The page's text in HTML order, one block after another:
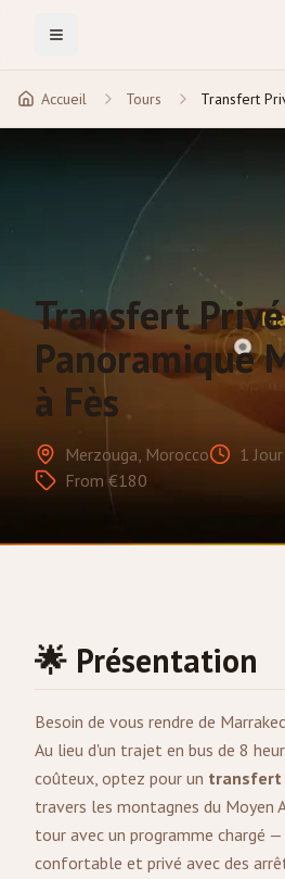
Toggle Menu
Accueil Tours Transfert
Transfert Privé
Panoramique
à Fès
Merzouga, Morocco
1
From €180
🌟 Présentation
Besoin de vous rendre de
Au lieu d'un trajet en bus de 8
coûteux, optez pour un transfert
travers les montagnes du Moyen
tour avec un programme chargé
confortable et privé avec des